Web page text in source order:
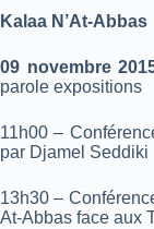
Kalaa N’At-Abbas
09 novembre
parole expositions
11h00 –
par Djamel Seddiki
13h30 –
At-Abbas face aux